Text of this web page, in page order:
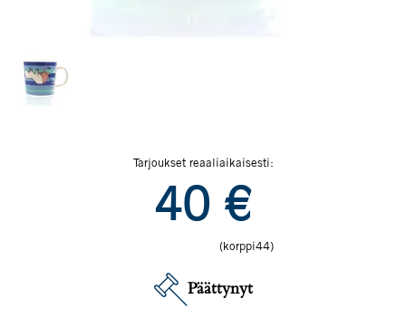
Tarjoukset reaaliaikaisesti:
40 €
(korppi44)
Päättynyt